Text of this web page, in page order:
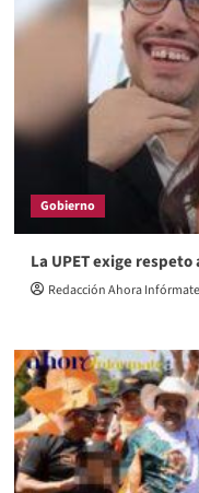
Gobierno
La UPET exige
Redacción Ahora Infórmate